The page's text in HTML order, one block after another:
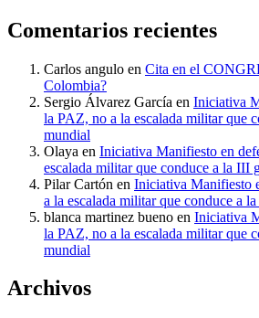
Comentarios recientes
Carlos angulo en Cita en el
Colombia?
Sergio Álvarez García en Iniciativa
la PAZ, no a la escalada militar que
mundial
Olaya en Iniciativa Manifiesto en
escalada militar que conduce a la III
Pilar Cartón en Iniciativa Manifiesto
a la escalada militar que conduce a
blanca martinez bueno en Iniciativa
la PAZ, no a la escalada militar que
mundial
Archivos